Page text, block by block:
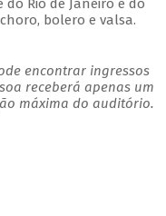
Rio de Janeiro e do
bolero e valsa.
encontrar ingressos
receberá apenas um
máxima do auditório.